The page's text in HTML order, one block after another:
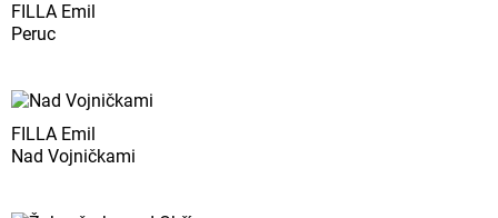
FILLA Emil
Peruc
FILLA Emil
Nad Vojničkami